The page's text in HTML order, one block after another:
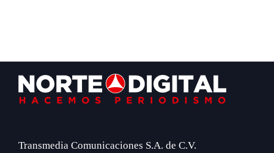
Footer
Transmedia Comunicaciones S.A. de C.V.